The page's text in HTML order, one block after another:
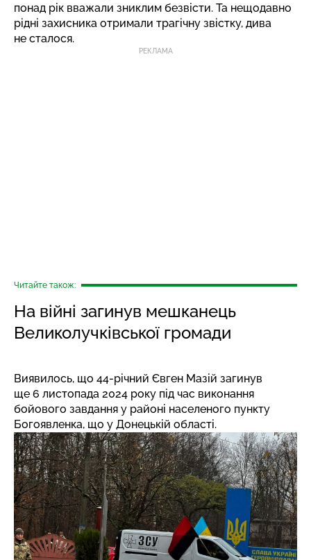
понад рік вважали зниклим безвісти. Та нещодавно
рідні захисника отримали трагічну звістку, дива
не сталося.
РЕКЛАМА
Читайте також:
На війні загинув мешканець
Великолучківської громади
Виявилось, що 44-річний Євген Мазій загинув
ще 6 листопада 2024 року під час виконання
бойового завдання у районі населеного пункту
Богоявленка, що у Донецькій області.